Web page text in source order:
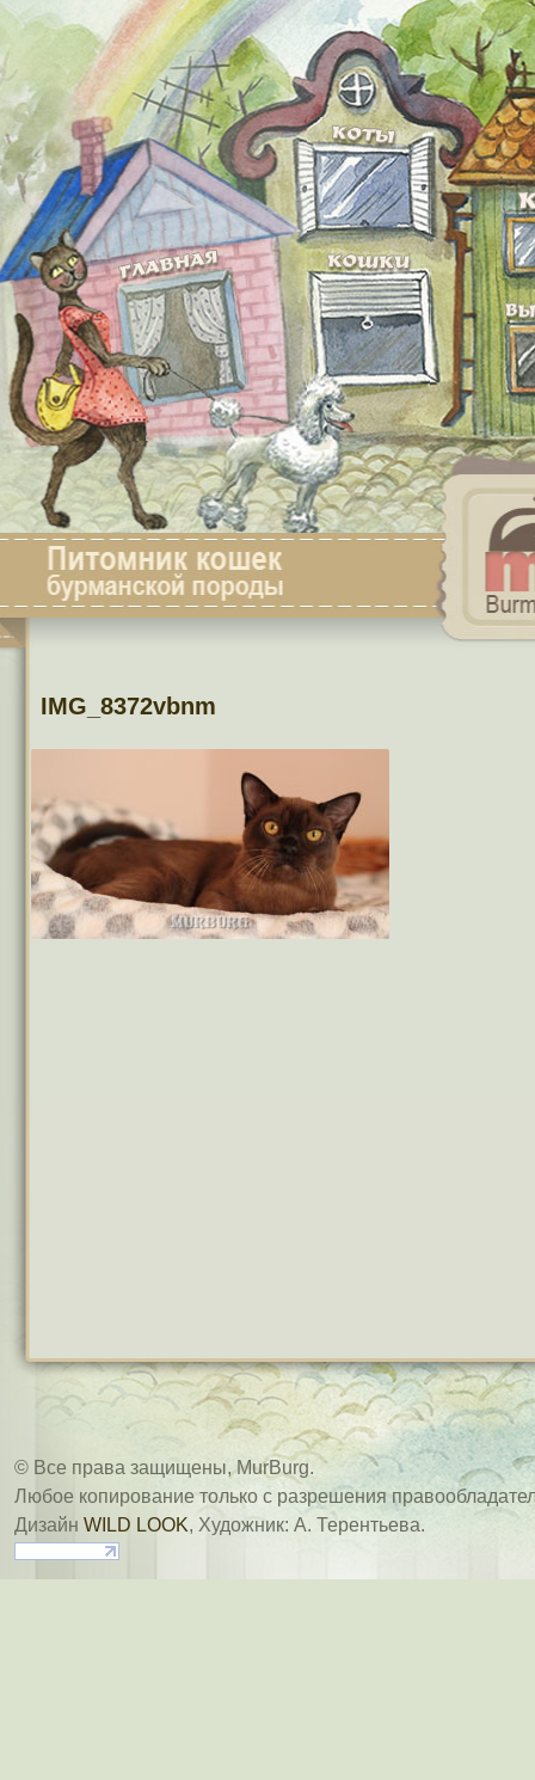
IMG_8372vbnm
© Все права защищены, MurBurg.
Любое копирование только с разрешения
Дизайн WILD LOOK, Художник: А. Терентьева.